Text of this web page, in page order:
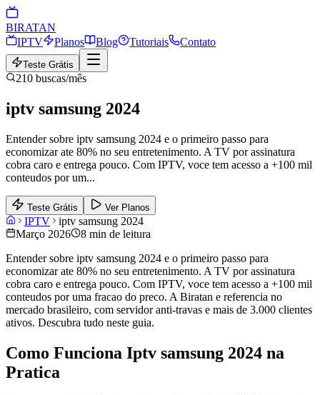
BIRATAN
IPTV
Planos Blog Tutoriais Contato
Teste Grátis
210 buscas/mês
iptv samsung 2024
Entender sobre iptv samsung 2024 e o primeiro passo para
economizar ate 80% no seu entretenimento. A TV por assinatura
cobra caro e entrega pouco. Com IPTV, voce tem acesso a +100 mil
conteudos por um...
Teste Grátis Ver Planos
IPTV
iptv samsung 2024
Março 2026
8 min de leitura
Entender sobre iptv samsung 2024 e o primeiro passo para
economizar ate 80% no seu entretenimento. A TV por assinatura
cobra caro e entrega pouco. Com IPTV, voce tem acesso a +100 mil
conteudos por uma fracao do preco. A Biratan e referencia no
mercado brasileiro, com servidor anti-travas e mais de 3.000 clientes
ativos. Descubra tudo neste guia.
Como Funciona Iptv samsung 2024 na
Pratica